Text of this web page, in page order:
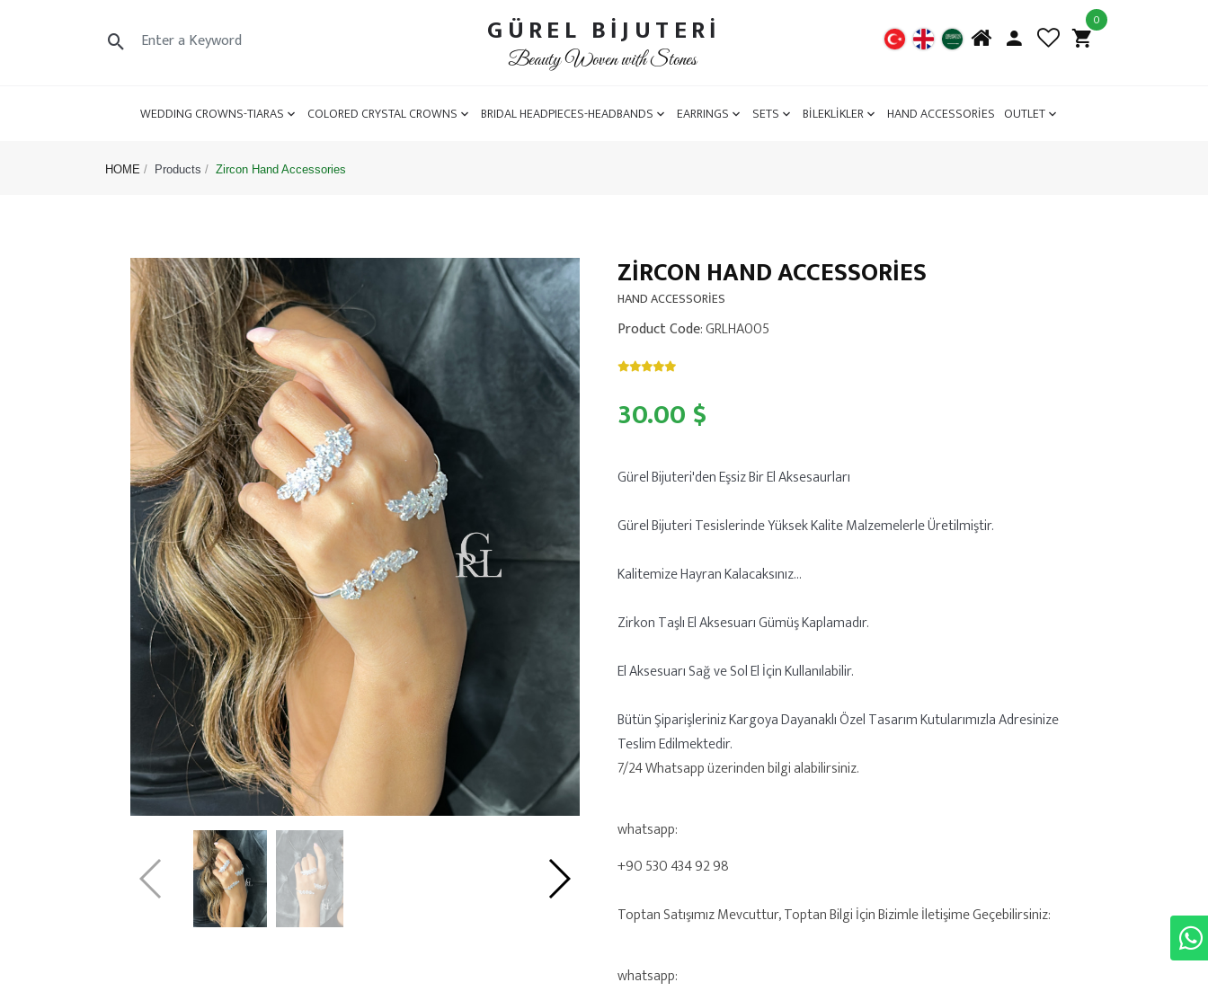
GÜREL BİJUTERİ
Beauty Woven with Stones
0
WEDDING CROWNS-TIARAS COLORED CRYSTAL CROWNS BRIDAL HEADPIECES-HEADBANDS EARRINGS SETS BİLEKLİKLER HAND ACCESSORİES OUTLET
HOME Products Zircon Hand Accessories
ZIRCON HAND ACCESSORIES
HAND ACCESSORİES
Product Code: GRLHA005
30.00 $
Gürel Bijuteri'den Eşsiz Bir El Aksesaurları
Gürel Bijuteri Tesislerinde Yüksek Kalite Malzemelerle Üretilmiştir.
Kalitemize Hayran Kalacaksınız...
Zirkon Taşlı El Aksesuarı Gümüş Kaplamadır.
El Aksesuarı Sağ ve Sol El İçin Kullanılabilir.
Bütün Şiparişleriniz Kargoya Dayanaklı Özel Tasarım Kutularımızla Adresinize
Teslim Edilmektedir.
7/24 Whatsapp üzerinden bilgi alabilirsiniz.
whatsapp:
+90 530 434 92 98
Toptan Satışımız Mevcuttur, Toptan Bilgi İçin Bizimle İletişime Geçebilirsiniz:
whatsapp: